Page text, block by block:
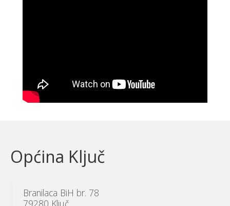
Općina Ključ
Branilaca BiH br. 78